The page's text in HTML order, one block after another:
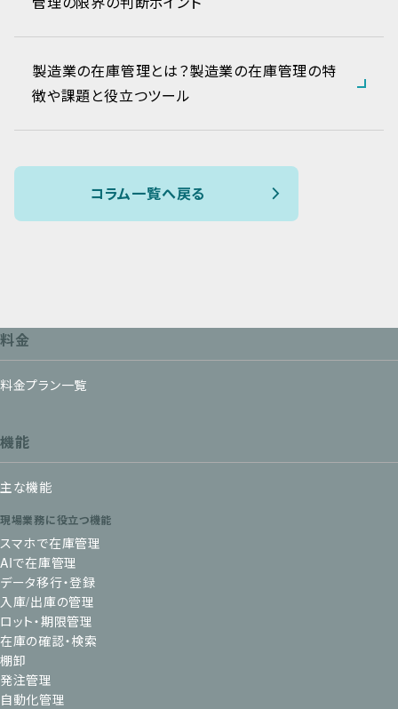
製造業の在庫管理とは？製造業の在庫管理の特
徴や課題と役立つツール
コラム一覧へ戻る
料金
料金プラン一覧
機能
主な機能
現場業務に役立つ機能
スマホで在庫管理
AIで在庫管理
データ移行・登録
入庫/出庫の管理
ロット・期限管理
在庫の確認・検索
棚卸
発注管理
自動化管理